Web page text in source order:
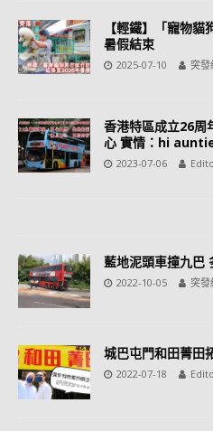
【輕鐵】「寵物
暑假結束
2025-07-10 突發
香港特區成立26周
心 實情：hi
2023-07-06
藍地泥頭車撞九巴
2022-10-05 突發
城巴屯門和田菁田
2022-07-18